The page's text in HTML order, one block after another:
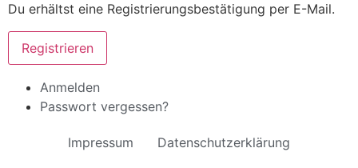
Du erhältst eine Registrierungsbestätigung per E-Mail.
Registrieren
Anmelden
Passwort vergessen?
Impressum Datenschutzerklärung